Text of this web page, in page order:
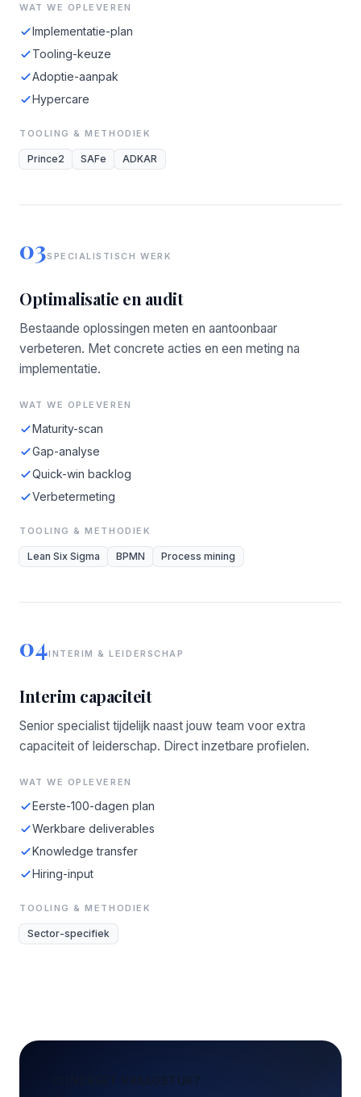
WAT WE OPLEVEREN
Implementatie-plan
Tooling-keuze
Adoptie-aanpak
Hypercare
TOOLING & METHODIEK
Prince2 SAFe ADKAR
03SPECIALISTISCH WERK
Optimalisatie en audit
Bestaande oplossingen meten en aantoonbaar
verbeteren. Met concrete acties en een meting na
implementatie.
WAT WE OPLEVEREN
Maturity-scan
Gap-analyse
Quick-win backlog
Verbetermeting
TOOLING & METHODIEK
Lean Six Sigma BPMN Process mining
04INTERIM & LEIDERSCHAP
Interim capaciteit
Senior specialist tijdelijk naast jouw team voor extra
capaciteit of leiderschap. Direct inzetbare profielen.
WAT WE OPLEVEREN
Eerste-100-dagen plan
Werkbare deliverables
Knowledge transfer
Hiring-input
TOOLING & METHODIEK
Sector-specifiek
CONCREET VRAAGSTUK?